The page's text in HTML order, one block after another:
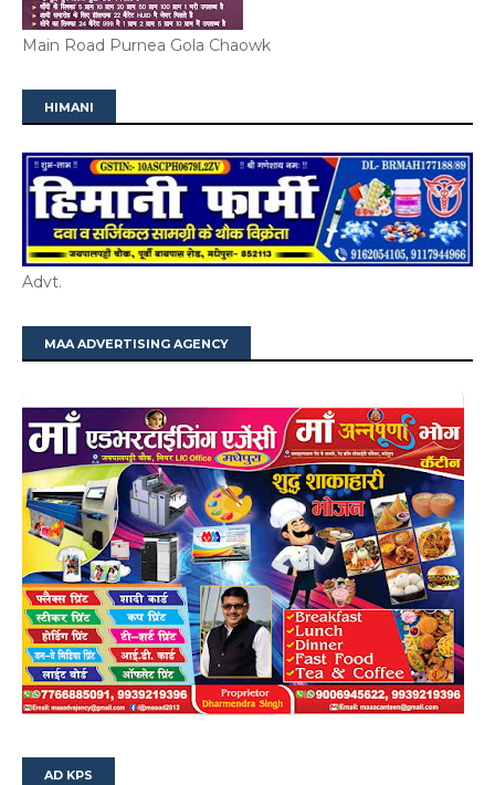
Main Road Purnea Gola Chaowk
HIMANI
Advt.
MAA ADVERTISING AGENCY
AD KPS